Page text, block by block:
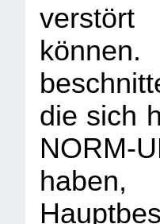
verstört
die sich